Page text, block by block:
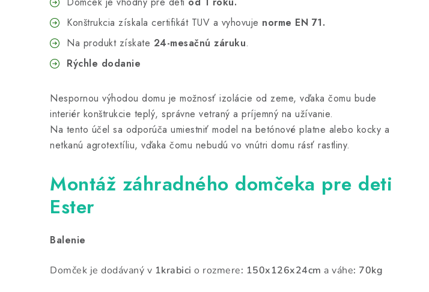
Konštrukcia získala certifikát TUV a vyhovuje norme EN 71.
Na produkt získate 24-mesačnú záruku.
Rýchle dodanie
Nespornou výhodou domu je možnosť izolácie od zeme, vďaka čomu bude
interiér konštrukcie teplý, správne vetraný a príjemný na užívanie.
Na tento účel sa odporúča umiestniť model na betónové platne alebo kocky a
netkanú agrotextíliu, vďaka čomu nebudú vo vnútri domu rásť rastliny.
Montáž záhradného domčeka pre deti
Ester
Balenie
Domček je dodávaný v 1krabici o rozmere: 150x126x24cm a váhe: 70kg